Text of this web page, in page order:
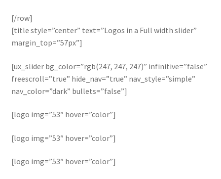
[/row]
[title style=”center” text=”Logos in a Full width slider”
margin_top=”57px”]
[ux_slider bg_color=”rgb(247, 247, 247)” infinitive=”false”
freescroll=”true” hide_nav=”true” nav_style=”simple”
nav_color=”dark” bullets=”false”]
[logo img=”53″ hover=”color”]
[logo img=”53″ hover=”color”]
[logo img=”53″ hover=”color”]